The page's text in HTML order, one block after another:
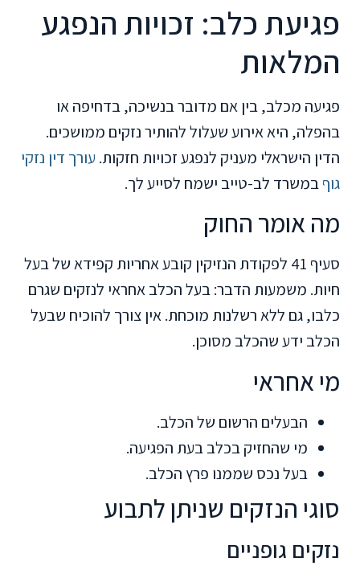
פגיעת כלב: זכויות הנפגע
המלאות
פגיעה מכלב, בין אם מדובר בנשיכה, בדחיפה או
בהפלה, היא אירוע שעלול להותיר נזקים ממושכים.
הדין הישראלי מעניק לנפגע זכויות חזקות. עורך דין נזקי
גוףבמשרד לב-טייב ישמח לסייע לך.
מה אומר החוק
סעיף 41 לפקודת הנזיקין קובע אחריות קפידא של בעל
חיות. משמעות הדבר: בעל הכלב אחראי לנזקים שגרם
כלבו, גם ללא רשלנות מוכחת. אין צורך להוכיח שבעל
הכלב ידע שהכלב מסוכן.
מי אחראי
הבעלים הרשום של הכלב.
מי שהחזיק בכלב בעת הפגיעה.
בעל נכס שממנו פרץ הכלב.
סוגי הנזקים שניתן לתבוע
נזקים גופניים